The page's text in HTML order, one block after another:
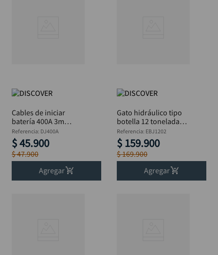
Cables de iniciar
batería 400A 3m
DISCOVER
Referencia: DJ400A
$45.900
$47.900
Agregar
Gato hidráulico tipo
botella 12 toneladas
DISCOVER
Referencia: EBJ1202
$ 159.900
$169.900
Agregar